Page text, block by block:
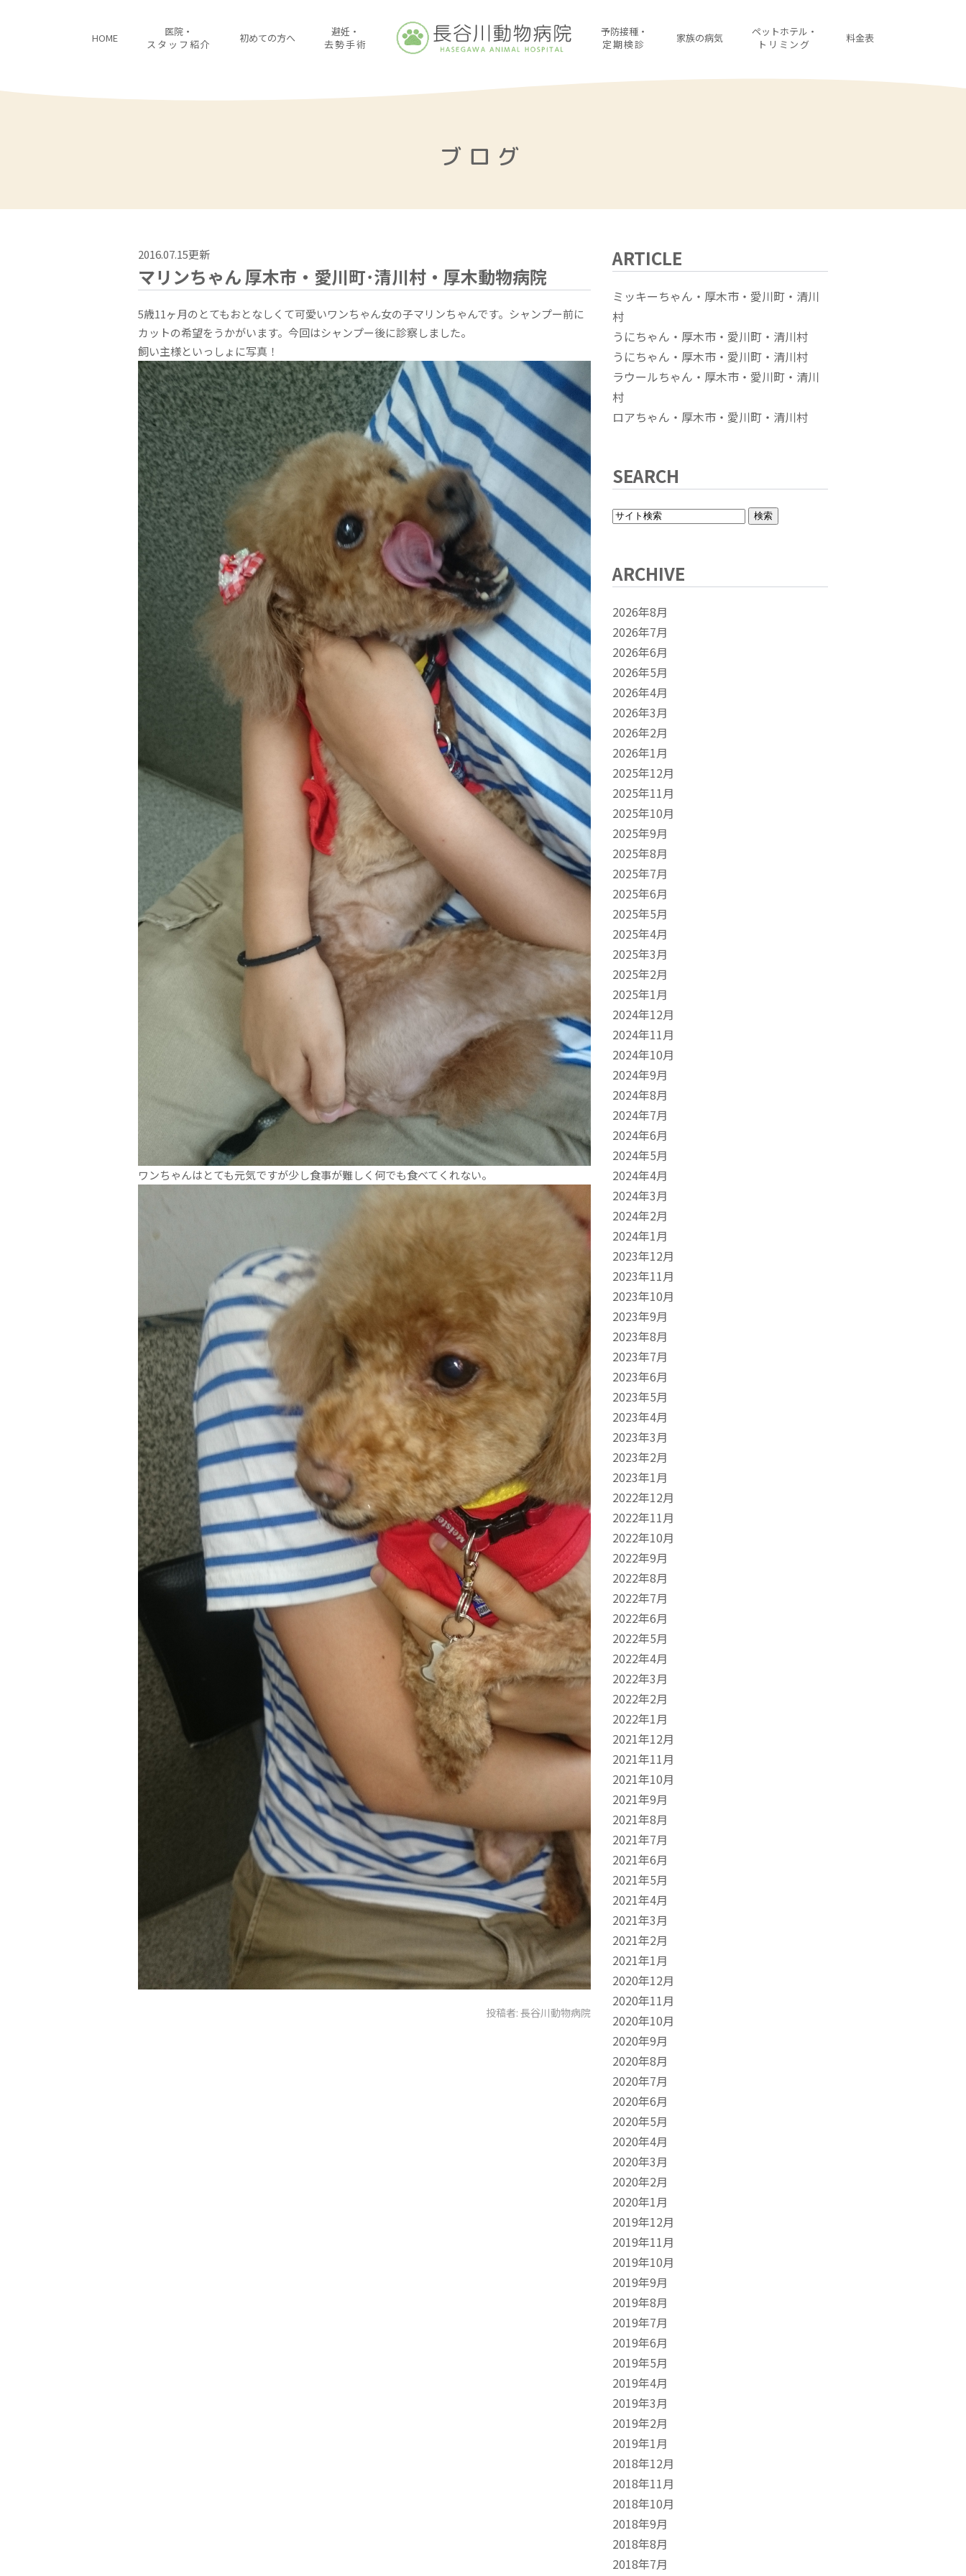
HOME
医院・
スタッフ紹介
初めての方へ
避妊・
去勢手術
予防接種・
定期検診
家族の病気
ペットホテル・
トリミング
料金表
ブログ
2016.07.15更新
マリンちゃん 厚木市・愛川町･清川村・厚木動物病院
5歳11ヶ月のとてもおとなしくて可愛いワンちゃん女の子マリンちゃんです。シャンプー前に
カットの希望をうかがいます。今回はシャンプー後に診察しました。
飼い主様といっしょに写真！
ワンちゃんはとても元気ですが少し食事が難しく何でも食べてくれない。
投稿者: 長谷川動物病院
ARTICLE
ミッキーちゃん・厚木市・愛川町・清川
村
うにちゃん・厚木市・愛川町・清川村
うにちゃん・厚木市・愛川町・清川村
ラウールちゃん・厚木市・愛川町・清川
村
ロアちゃん・厚木市・愛川町・清川村
SEARCH
ARCHIVE
2026年8月
2026年7月
2026年6月
2026年5月
2026年4月
2026年3月
2026年2月
2026年1月
2025年12月
2025年11月
2025年10月
2025年9月
2025年8月
2025年7月
2025年6月
2025年5月
2025年4月
2025年3月
2025年2月
2025年1月
2024年12月
2024年11月
2024年10月
2024年9月
2024年8月
2024年7月
2024年6月
2024年5月
2024年4月
2024年3月
2024年2月
2024年1月
2023年12月
2023年11月
2023年10月
2023年9月
2023年8月
2023年7月
2023年6月
2023年5月
2023年4月
2023年3月
2023年2月
2023年1月
2022年12月
2022年11月
2022年10月
2022年9月
2022年8月
2022年7月
2022年6月
2022年5月
2022年4月
2022年3月
2022年2月
2022年1月
2021年12月
2021年11月
2021年10月
2021年9月
2021年8月
2021年7月
2021年6月
2021年5月
2021年4月
2021年3月
2021年2月
2021年1月
2020年12月
2020年11月
2020年10月
2020年9月
2020年8月
2020年7月
2020年6月
2020年5月
2020年4月
2020年3月
2020年2月
2020年1月
2019年12月
2019年11月
2019年10月
2019年9月
2019年8月
2019年7月
2019年6月
2019年5月
2019年4月
2019年3月
2019年2月
2019年1月
2018年12月
2018年11月
2018年10月
2018年9月
2018年8月
2018年7月